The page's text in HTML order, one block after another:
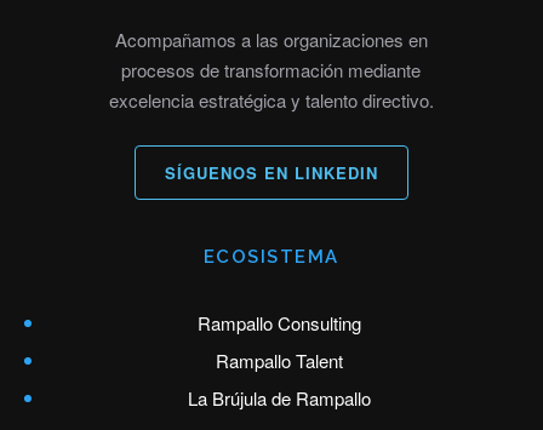
Acompañamos a las organizaciones en
procesos de transformación mediante
excelencia estratégica y talento directivo.
SÍGUENOS EN LINKEDIN
ECOSISTEMA
Rampallo Consulting
Rampallo Talent
La Brújula de Rampallo